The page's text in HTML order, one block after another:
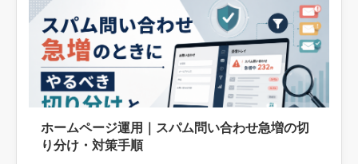
ホームページ運用｜スパム問い合わせ急増の切
り分け・対策手順